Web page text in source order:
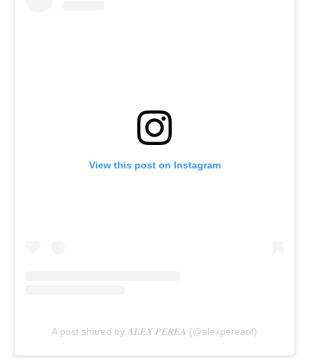
View this post on Instagram
A post shared by 𝑨𝑳𝑬𝑿 𝑷𝑬𝑹𝑬𝑨 (@alexpereaof)